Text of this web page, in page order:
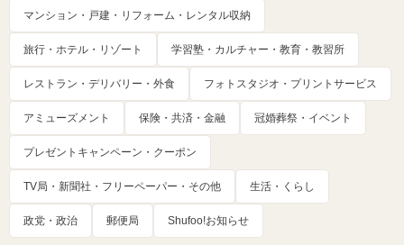
マンション・戸建・リフォーム・レンタル収納
旅行・ホテル・リゾート 学習塾・カルチャー・教育・教習所
レストラン・デリバリー・外食 フォトスタジオ・プリントサービス
アミューズメント 保険・共済・金融 冠婚葬祭・イベント
プレゼントキャンペーン・クーポン
TV局・新聞社・フリーペーパー・その他 生活・くらし
政党・政治 郵便局 Shufoo!お知らせ